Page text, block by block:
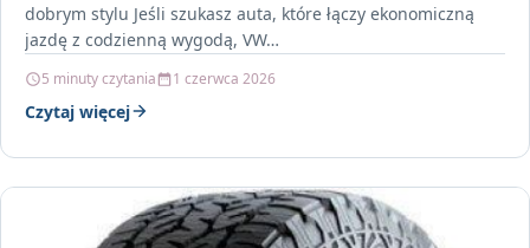
dobrym stylu Jeśli szukasz auta, które łączy ekonomiczną
jazdę z codzienną wygodą, VW…
5 minuty czytania 1 czerwca 2026
Czytaj więcej